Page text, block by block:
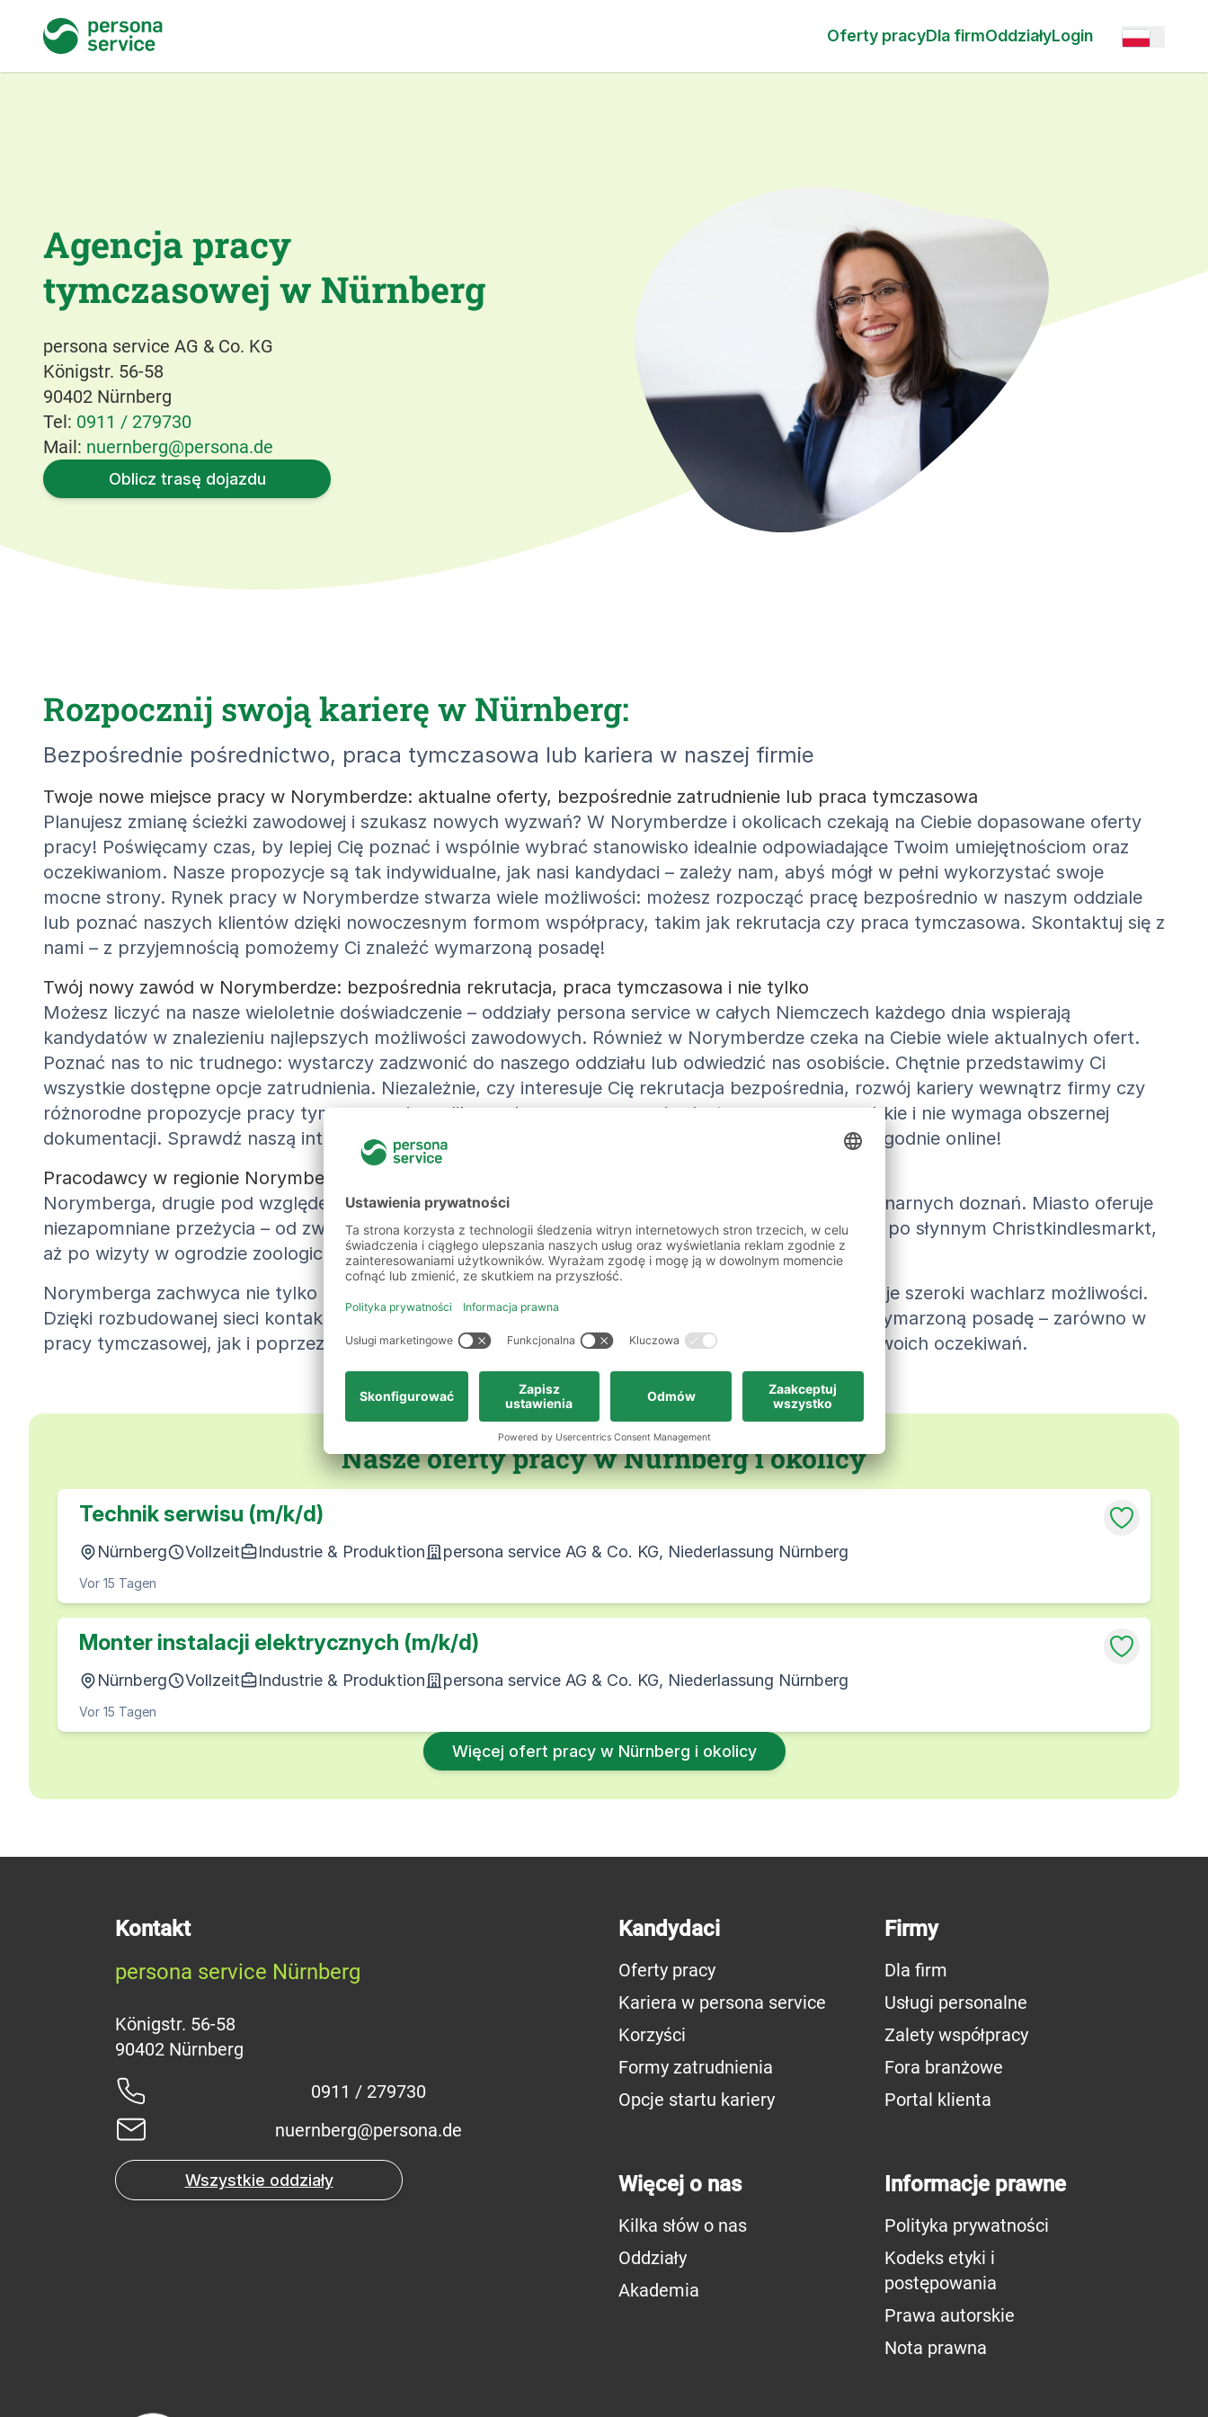
persona service Oferty pracyDla firmOddziałyLogin Open
Agencja pracy
tymczasowej w Nürnberg
persona service AG & Co. KG
Königstr. 56-58
90402 Nürnberg
Tel: 0911 / 279730
Mail: nuernberg@persona.de
Oblicz trasę dojazdu
Rozpocznij swoją karierę w Nürnberg:
Bezpośrednie pośrednictwo, praca tymczasowa lub kariera w naszej firmie
Twoje nowe miejsce pracy w Norymberdze: aktualne oferty, bezpośrednie zatrudnienie lub praca tymczasowa
Planujesz zmianę ścieżki zawodowej i szukasz nowych wyzwań? W Norymberdze i okolicach czekają na Ciebie dopasowane oferty
pracy! Poświęcamy czas, by lepiej Cię poznać i wspólnie wybrać stanowisko idealnie odpowiadające Twoim umiejętnościom oraz
oczekiwaniom. Nasze propozycje są tak indywidualne, jak nasi kandydaci – zależy nam, abyś mógł w pełni wykorzystać swoje
mocne strony. Rynek pracy w Norymberdze stwarza wiele możliwości: możesz rozpocząć pracę bezpośrednio w naszym oddziale
lub poznać naszych klientów dzięki nowoczesnym formom współpracy, takim jak rekrutacja czy praca tymczasowa. Skontaktuj się z
nami – z przyjemnością pomożemy Ci znaleźć wymarzoną posadę!
Twój nowy zawód w Norymberdze: bezpośrednia rekrutacja, praca tymczasowa i nie tylko
Możesz liczyć na nasze wieloletnie doświadczenie – oddziały persona service w całych Niemczech każdego dnia wspierają
kandydatów w znalezieniu najlepszych możliwości zawodowych. Również w Norymberdze czeka na Ciebie wiele aktualnych ofert.
Poznać nas to nic trudnego: wystarczy zadzwonić do naszego oddziału lub odwiedzić nas osobiście. Chętnie przedstawimy Ci
wszystkie dostępne opcje zatrudnienia. Niezależnie, czy interesuje Cię rekrutacja bezpośrednia, rozwój kariery wewnątrz firmy czy
różnorodne propozycje pracy tymczasowej – aplikowanie w persona service jest nowoczesne, szybkie i nie wymaga obszernej
dokumentacji. Sprawdź naszą internetową giełdę pracy, wybierz oferty w Norymberdze i aplikuj wygodnie online!
Pracodawcy w regionie Norymbergi
Norymberga, drugie pod względem wielkości miasto Bawarii, zachwyca bogactwem zabytków i kulinarnych doznań. Miasto oferuje
niezapomniane przeżycia – od zwiedzania zamku Cesarskiego, symbolu Norymbergi, przez spacery po słynnym Christkindlesmarkt,
aż po wizyty w ogrodzie zoologicznym.
Norymberga zachwyca nie tylko atrakcjami turystycznymi – tutejszy rynek pracy również gwarantuje szeroki wachlarz możliwości.
Dzięki rozbudowanej sieci kontaktów w całej Frankonii zespół persona service pomoże Ci znaleźć wymarzoną posadę – zarówno w
pracy tymczasowej, jak i poprzez bezpośrednią rekrutację, w każdym zawodzie i dopasowaną do Twoich oczekiwań.
Nasze oferty pracy w Nürnberg i okolicy
Technik serwisu (m/k/d)
Nürnberg Vollzeit Industrie & Produktion persona service AG & Co. KG, Niederlassung Nürnberg
Vor 15 Tagen
Monter instalacji elektrycznych (m/k/d)
Nürnberg Vollzeit Industrie & Produktion persona service AG & Co. KG, Niederlassung Nürnberg
Vor 15 Tagen
Więcej ofert pracy w Nürnberg i okolicy
Kontakt
persona service Nürnberg
Königstr. 56-58
0911 / 279730
nuernberg@persona.de
Wszystkie oddziały
Kandydaci
Oferty pracy
Kariera w persona service
Korzyści
Formy zatrudnienia
Opcje startu kariery
Firmy
Dla firm
Usługi personalne
Zalety współpracy
Fora branżowe
Portal klienta
Więcej o nas
Kilka słów o nas
Oddziały
Akademia
Informacje prawne
Polityka prywatności
Kodeks etyki i
postępowania
Prawa autorskie
Nota prawna